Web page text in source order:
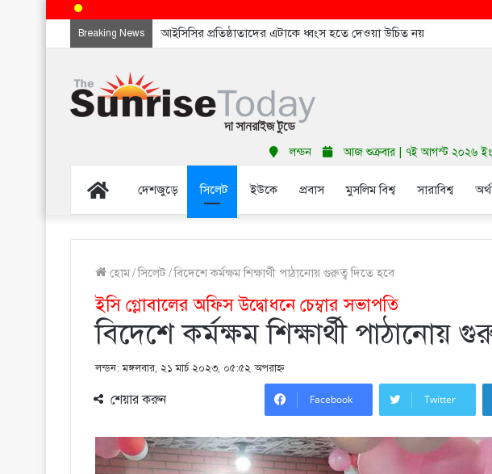
Breaking News আইসিসির প্রতিষ্ঠাতাদের এটাকে ধ্বংস হতে দেওয়া উচিত নয়
লন্ডন আজ শুক্রবার | ৭ই আগস্ট ২০২৬ ইং |
Homeদেশজুড়ে সিলেট ইউকে প্রবাস মুসলিম বিশ্ব সারাবিশ্ব
হোম/সিলেট/বিদেশে কর্মক্ষম শিক্ষার্থী পাঠানোয় গুরুত্ব দিতে হবে
ইসি গ্লোবালের অফিস উদ্বোধনে চেম্বার সভাপতি
বিদেশে কর্মক্ষম শিক্ষার্থী পাঠানোয়
লন্ডন: মঙ্গলবার, ২১ মার্চ ২০২৩, ০৫:৫২ অপরাহ্ণ
শেয়ার করুন Facebook Twitter